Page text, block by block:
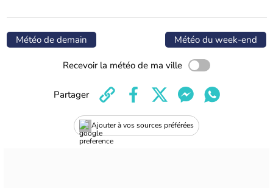
Météo de demain Météo du week-end
Recevoir la météo de ma ville
Ajouter à vos sources préférées
Partager